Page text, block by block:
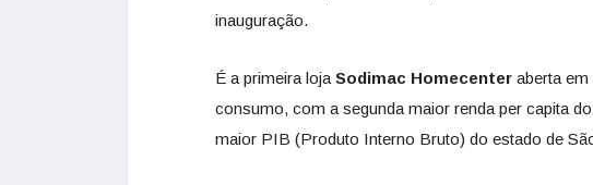
inauguração.
É a primeira loja Sodimac Homecenter aberta
consumo, com a segunda maior renda per capita
maior PIB (Produto Interno Bruto) do estado de